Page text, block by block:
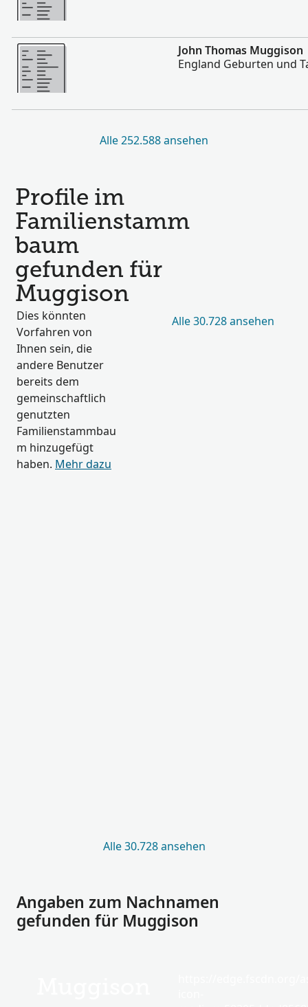
Mehr
John Thomas Muggison
England Geburten und
Alle 252.588 ansehen
Profile im
Familienstamm
baum
gefunden für
Muggison
Dies könnten
Vorfahren von
Ihnen sein, die
andere Benutzer
bereits dem
gemeinschaftlich
genutzten
Familienstammbau
m hinzugefügt
haben. Mehr dazu
Alle 30.728 ansehen
Alle 30.728 ansehen
Angaben zum Nachnamen
gefunden für Muggison